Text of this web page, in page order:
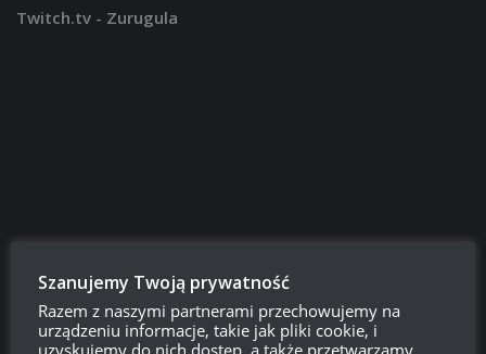
Twitch.tv - Zurugula
LOGOWANIE
Szanujemy Twoją prywatność
Razem z naszymi partnerami przechowujemy na
urządzeniu informacje, takie jak pliki cookie, i
uzyskujemy do nich dostęp, a także przetwarzamy